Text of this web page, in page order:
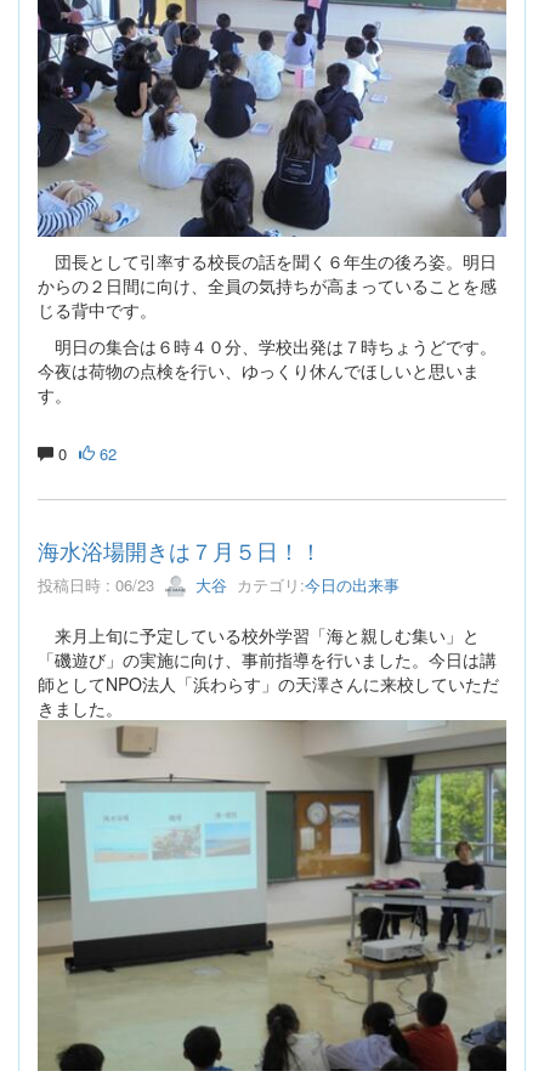
団長として引率する校長の話を聞く６年生の後ろ姿。明日
からの２日間に向け、全員の気持ちが高まっていることを感
じる背中です。
明日の集合は６時４０分、学校出発は７時ちょうどです。
今夜は荷物の点検を行い、ゆっくり休んでほしいと思いま
す。
0 62
海水浴場開きは７月５日！！
投稿日時 : 06/23 大谷 カテゴリ:今日の出来事
来月上旬に予定している校外学習「海と親しむ集い」と
「磯遊び」の実施に向け、事前指導を行いました。今日は講
師としてNPO法人「浜わらす」の天澤さんに来校していただ
きました。